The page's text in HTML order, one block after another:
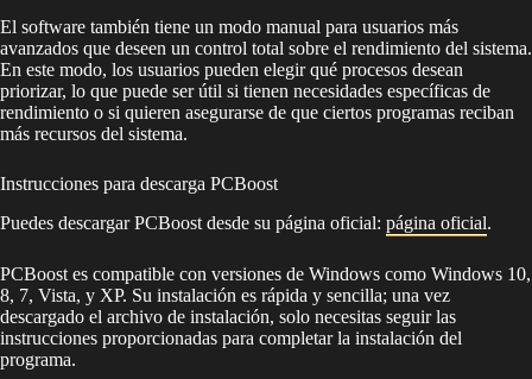
El software también tiene un modo manual para usuarios más
avanzados que deseen un control total sobre el rendimiento del sistema.
En este modo, los usuarios pueden elegir qué procesos desean
priorizar, lo que puede ser útil si tienen necesidades específicas de
rendimiento o si quieren asegurarse de que ciertos programas reciban
más recursos del sistema.
Instrucciones para descarga PCBoost
Puedes descargar PCBoost desde su página oficial: página oficial.
PCBoost es compatible con versiones de Windows como Windows 10,
8, 7, Vista, y XP. Su instalación es rápida y sencilla; una vez
descargado el archivo de instalación, solo necesitas seguir las
instrucciones proporcionadas para completar la instalación del
programa.